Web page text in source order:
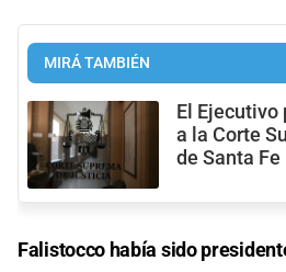
MIRÁ TAMBIÉN
El Ejecutivo
a la Corte
de Santa Fe
Falistocco había sido